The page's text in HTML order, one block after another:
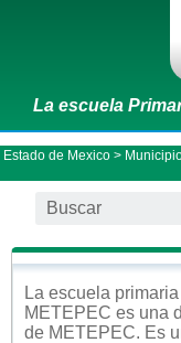
La escuela
Estado de Mexico >
La escuela primaria
METEPEC es una
de METEPEC. Es